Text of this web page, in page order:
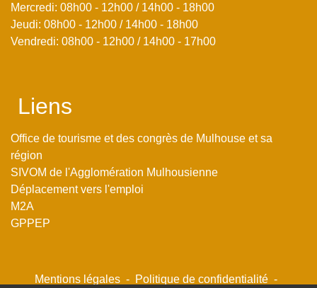
Mercredi: 08h00 - 12h00 / 14h00 - 18h00
Jeudi: 08h00 - 12h00 / 14h00 - 18h00
Vendredi: 08h00 - 12h00 / 14h00 - 17h00
Liens
Office de tourisme et des congrès de Mulhouse et sa
région
SIVOM de l'Agglomération Mulhousienne
Déplacement vers l'emploi
M2A
GPPEP
Mentions légales - Politique de confidentialité -